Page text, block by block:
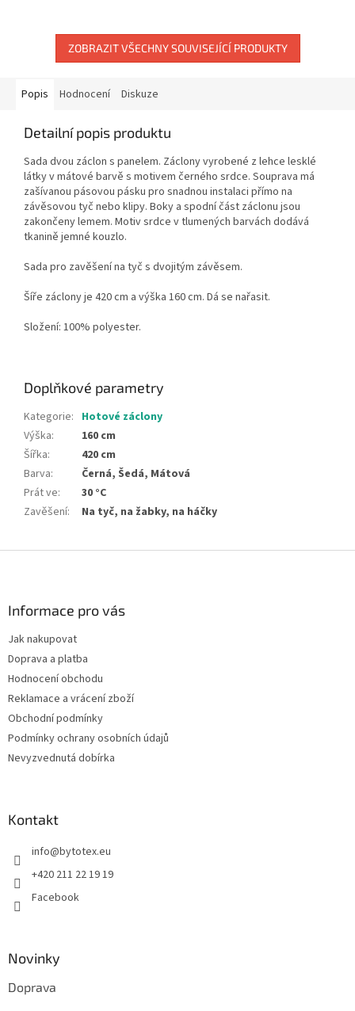
ZOBRAZIT VŠECHNY SOUVISEJÍCÍ PRODUKTY
Popis Hodnocení Diskuze
Detailní popis produktu
Sada dvou záclon s panelem. Záclony vyrobené z lehce lesklé
látky v mátové barvě s motivem černého srdce. Souprava má
zašívanou pásovou pásku pro snadnou instalaci přímo na
závěsovou tyč nebo klipy. Boky a spodní část záclonu jsou
zakončeny lemem. Motiv srdce v tlumených barvách dodává
tkanině jemné kouzlo.
Sada pro zavěšení na tyč s dvojitým závěsem.
Šíře záclony je 420 cm a výška 160 cm. Dá se nařasit.
Složení: 100% polyester.
Doplňkové parametry
Kategorie: Hotové záclony
Výška:
160 cm
Šířka:
420 cm
Barva:
Černá, Šedá, Mátová
Prát ve:
30 °C
Zavěšení: Na tyč, na žabky, na háčky
Informace pro vás
Jak nakupovat
Doprava a platba
Hodnocení obchodu
Reklamace a vrácení zboží
Obchodní podmínky
Podmínky ochrany osobních údajů
Nevyzvednutá dobírka
Kontakt
info@bytotex.eu
+420 211 22 19 19
Facebook
Novinky
Doprava